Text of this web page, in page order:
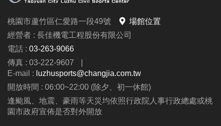
桃園市蘆竹區仁愛路一段49號
場館位置
經營者 : 長佳機電工程股份有限公司
電話 : 03-263-9066
傳真 : 03-222-9607
|
E-mail : luzhusports@changjia.com.tw
開放時間 : 06:00~22:00 (除夕、初一休館)
逢颱風、地震、豪雨等天災均依照行政院人事行政總處或桃
園市政府宣佈是否對外開放